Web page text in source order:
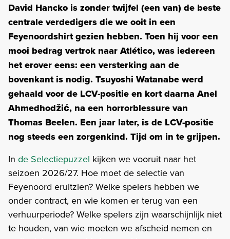
David Hancko is zonder twijfel (een van) de beste
centrale verdedigers die we ooit in een
Feyenoordshirt gezien hebben. Toen hij voor een
mooi bedrag vertrok naar Atlético, was iedereen
het erover eens: een versterking aan de
bovenkant is nodig. Tsuyoshi Watanabe werd
gehaald voor de LCV-positie en kort daarna Anel
Ahmedhodžić, na een horrorblessure van
Thomas Beelen. Een jaar later, is de LCV-positie
nog steeds een zorgenkind. Tijd om in te grijpen.
In de Selectiepuzzel kijken we vooruit naar het
seizoen 2026/27. Hoe moet de selectie van
Feyenoord eruitzien? Welke spelers hebben we
onder contract, en wie komen er terug van een
verhuurperiode? Welke spelers zijn waarschijnlijk niet
te houden, van wie moeten we afscheid nemen en